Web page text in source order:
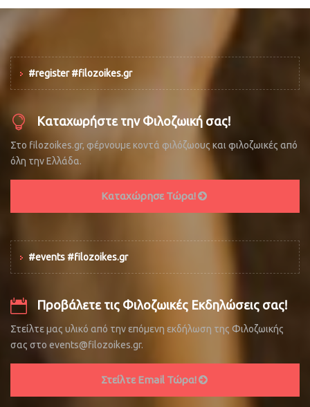
#register #filozoikes.gr
Καταχωρήστε την Φιλοζωική σας!
Στο filozoikes.gr, φέρνουμε κοντά φιλόζωους και φιλοζωικές από
όλη την Ελλάδα.
Καταχώρησε Τώρα!
#events #filozoikes.gr
Προβάλετε τις Φιλοζωικές Εκδηλώσεις σας!
Στείλτε μας υλικό από την επόμενη εκδήλωση της Φιλοζωικής
σας στο events@filozoikes.gr.
Στείλτε Email Τώρα!